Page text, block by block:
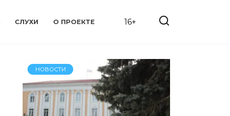
СЛУХИ О ПРОЕКТЕ 16+
НОВОСТИ